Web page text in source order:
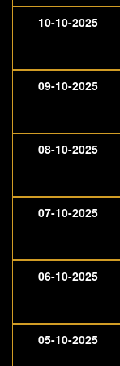
10-10-2025
09-10-2025
08-10-2025
07-10-2025
06-10-2025
05-10-2025